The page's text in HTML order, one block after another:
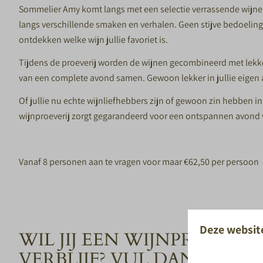
Sommelier Amy komt langs met een selectie verrassende
langs verschillende smaken en verhalen. Geen stijve
ontdekken welke wijn jullie favoriet is.
Tijdens de proeverij worden de wijnen gecombineerd met
van een complete avond samen. Gewoon lekker in jullie
Of jullie nu echte wijnliefhebbers zijn of gewoon zin hebben
wijnproeverij zorgt gegarandeerd voor een ontspannen avond
Vanaf 8 personen aan te vragen voor maar €62,50 per persoon
WIL JIJ EEN
Deze